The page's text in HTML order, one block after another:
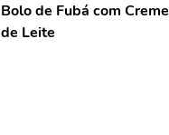
Bolo de Fubá com Creme
de Leite